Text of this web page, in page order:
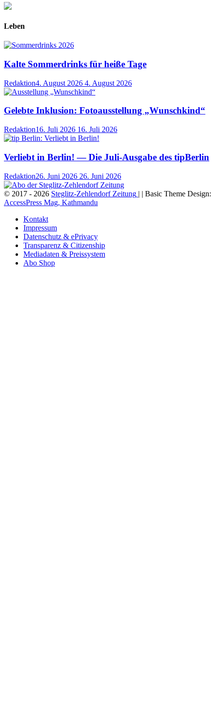
Leben
Kalte Sommerdrinks für heiße Tage
Redaktion4. August 2026 4. August 2026
Gelebte Inklusion: Fotoausstellung „Wunschkind“
Redaktion16. Juli 2026 16. Juli 2026
Verliebt in Berlin! — Die Juli-Ausgabe des tipBerlin
Redaktion26. Juni 2026 26. Juni 2026
© 2017 - 2026 Steglitz-Zehlendorf Zeitung | | Basic Theme Design:
AccessPress Mag, Kathmandu
Kontakt
Impressum
Datenschutz & ePrivacy
Transparenz & Citizenship
Mediadaten & Preissystem
Abo Shop